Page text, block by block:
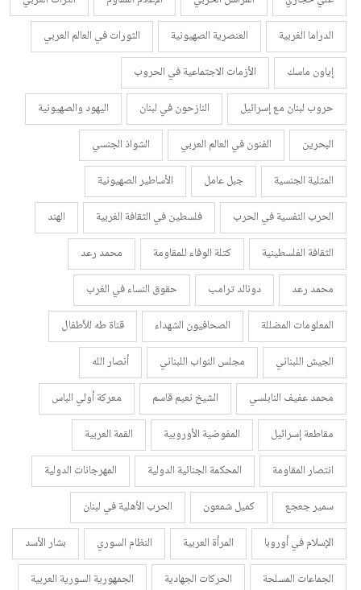
الدراما الغربية
العنصرية الصهيونية
الثورات في العالم العربي
إياون ماسك
الأزمات الاجتماعية في الحروب
حروب لبنان مع إسرائيل
النازحون في لبنان
اليهود والصهيونية
البحرين
الفنون في العالم العربي
الشواذ الجنسي
المثلية الجنسية
جبل عامل
الأساطير الصهيونية
الحرب النفسية في الحرب
فلسطين في الثقافة الغربية
الهند
الثقافة الفلسطينية
كتلة الوفاء للمقاومة
محمد رعد
محمد رعد
دونالد ترامب
حقوق النساء في الغرب
المعلومات المضللة
الصحافيون الشهداء
قناة طه للأطفال
الجيش اللبناني
مجلس النواب اللبناني
أنصار الله
محمد عفيف النابلسي
الشيخ نعيم قاسم
معركة أولي الباس
مقاطعة إسرائيل
المفوضية الأوروبية
القمة العربية
انتصار المقاومة
المحكمة الجنائية الدولية
المهرجانات الدولية
سمير جعجع
كميل شمعون
الحرب الأهلية في لبنان
الإسلام في أوروبا
المرأة العربية النظام السوري
بشار الأسد
الجماعات المسلحة
الحركات الجهادية
الجمهورية السورية العربية